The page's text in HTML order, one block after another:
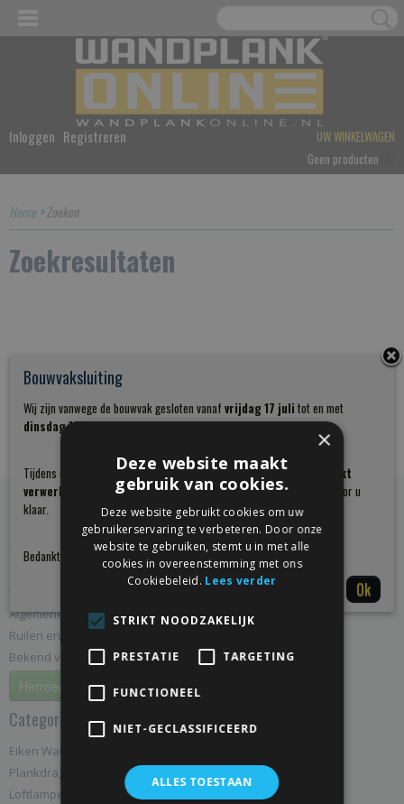
Inloggen Registreren
UW WINKELWAGEN
Geen producten
Home> Zoeken
Zoekresultaten
Informatie
Home
Wie zijn wij
Algemene Voorwaarden
Ruilen en retourneren
Bekend van TV
Herroeping
Categorieën
Eiken Wandplanken op Maat - Massief Eiken
Plankdragers
Loftlampen
Bouwvaksluiting
Wij zijn vanwege de bouwvak gesloten vanaf vrijdag 17 juli tot en met
dinsdag 11 augustus.
Tijdens deze periode worden bestellingen en klantvragen beperkt
verwerkt
woensdag 12 augustusstaan wij weer volledig voor u
klaar.
Bedankt voor uw begrip en wij wensen u een fijne zomer!
Ok
×
Deze website maakt
gebruik van cookies.
Deze website gebruikt cookies om uw
gebruikerservaring te verbeteren. Door onze
website te gebruiken, stemt u in met alle
cookies in overeenstemming met ons
Cookiebeleid. Lees verder
STRIKT NOODZAKELIJK
PRESTATIE TARGETING
FUNCTIONEEL
NIET-GECLASSIFICEERD
ALLES TOESTAAN